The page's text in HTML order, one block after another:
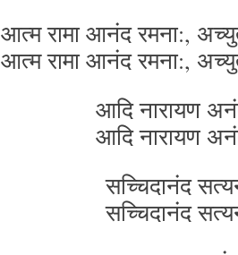
आत्म रामा आनंद रमना:,
आत्म रामा आनंद रमना:,
आदि नारायण
आदि नारायण
सच्चिदानंद
सच्चिदानंद